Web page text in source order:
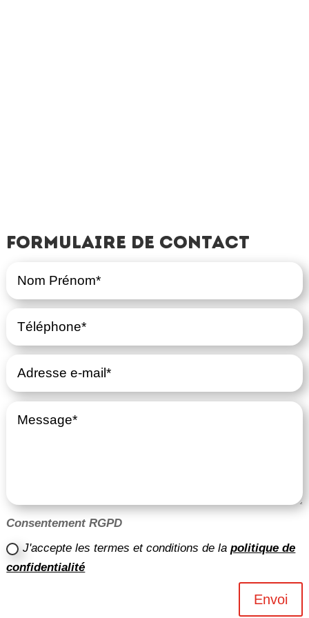
Formulaire de contact
Consentement RGPD
J'accepte les termes et conditions de lapolitique de
confidentialité
Envoi